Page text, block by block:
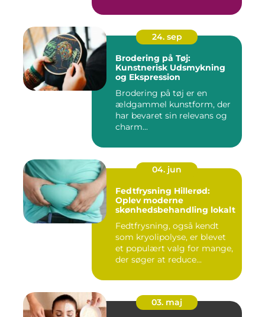
24. sep
Brodering på Tøj:
Kunstnerisk Udsmykning
og Ekspression
Brodering på tøj er en
ældgammel kunstform, der
har bevaret sin relevans og
charm...
04. jun
Fedtfrysning Hillerød:
Oplev moderne
skønhedsbehandling lokalt
Fedtfrysning, også kendt
som kryolipolyse, er blevet
et populært valg for mange,
der søger at reduce...
03. maj